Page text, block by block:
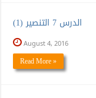
الدرس 7 التنصير (1)
August 4, 2016
Read More »